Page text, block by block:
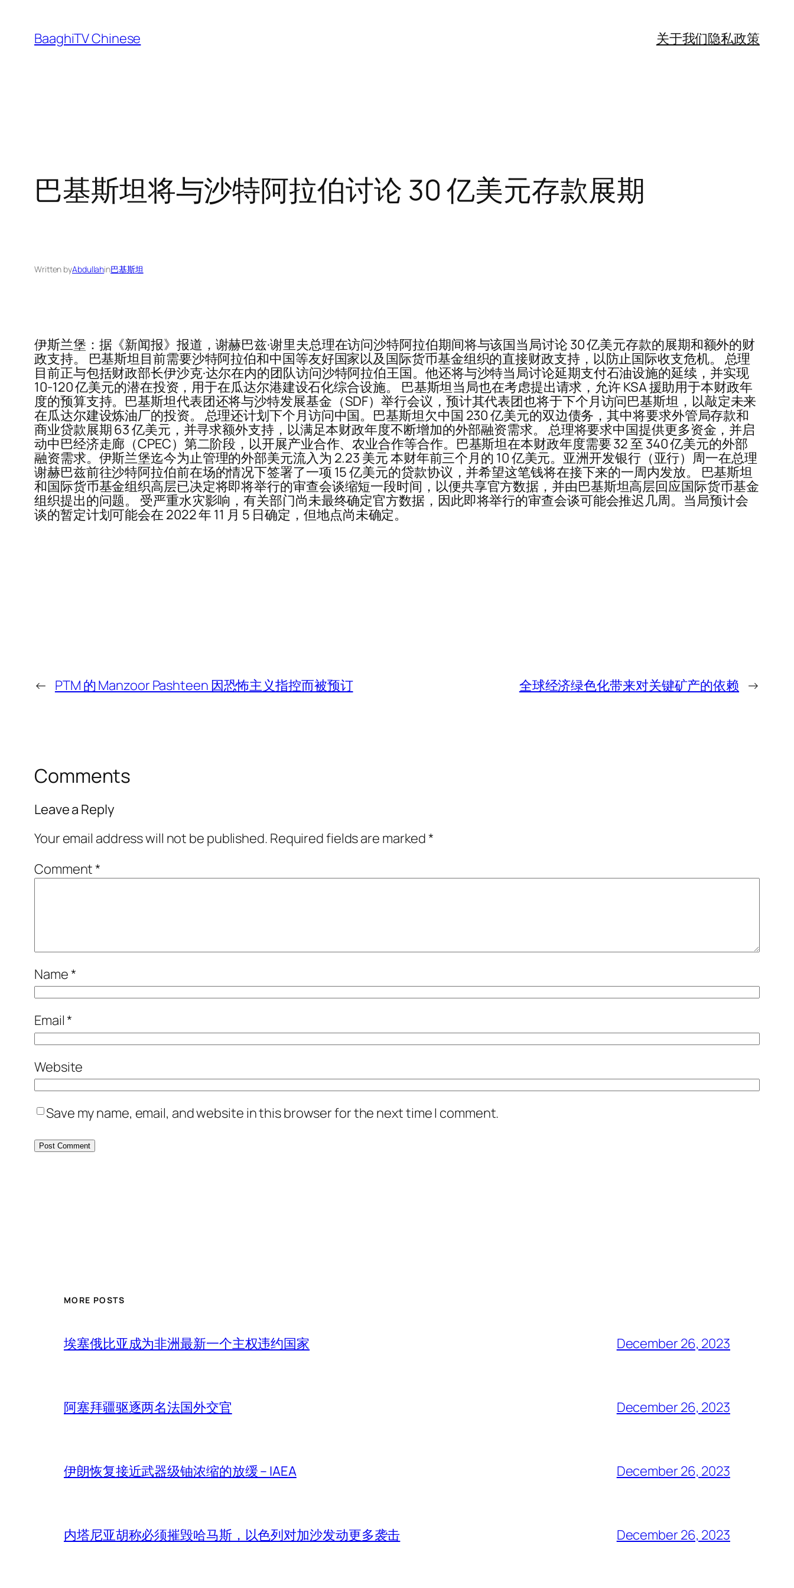
content
BaaghiTV Chinese 关于我们隐私政策
巴基斯坦将与沙特阿拉伯讨论 30 亿美元存款展期
Written byAbdullahin巴基斯坦
伊斯兰堡：据《新闻报》报道，谢赫巴兹·谢里夫总理在访问沙特阿拉伯期间将与该国当局讨论 30 亿美元存款的展期和额外的财
政支持。 巴基斯坦目前需要沙特阿拉伯和中国等友好国家以及国际货币基金组织的直接财政支持，以防止国际收支危机。 总理
目前正与包括财政部长伊沙克·达尔在内的团队访问沙特阿拉伯王国。他还将与沙特当局讨论延期支付石油设施的延续，并实现
10-120 亿美元的潜在投资，用于在瓜达尔港建设石化综合设施。 巴基斯坦当局也在考虑提出请求，允许 KSA 援助用于本财政年
度的预算支持。巴基斯坦代表团还将与沙特发展基金（SDF）举行会议，预计其代表团也将于下个月访问巴基斯坦，以敲定未来
在瓜达尔建设炼油厂的投资。 总理还计划下个月访问中国。巴基斯坦欠中国 230 亿美元的双边债务，其中将要求外管局存款和
商业贷款展期 63 亿美元，并寻求额外支持，以满足本财政年度不断增加的外部融资需求。 总理将要求中国提供更多资金，并启
动中巴经济走廊（CPEC）第二阶段，以开展产业合作、农业合作等合作。巴基斯坦在本财政年度需要 32 至 340 亿美元的外部
融资需求。伊斯兰堡迄今为止管理的外部美元流入为 2.23 美元 本财年前三个月的 10 亿美元。亚洲开发银行（亚行）周一在总理
谢赫巴兹前往沙特阿拉伯前在场的情况下签署了一项 15 亿美元的贷款协议，并希望这笔钱将在接下来的一周内发放。 巴基斯坦
和国际货币基金组织高层已决定将即将举行的审查会谈缩短一段时间，以便共享官方数据，并由巴基斯坦高层回应国际货币基金
组织提出的问题。 受严重水灾影响，有关部门尚未最终确定官方数据，因此即将举行的审查会谈可能会推迟几周。当局预计会
谈的暂定计划可能会在 2022 年 11 月 5 日确定，但地点尚未确定。
← PTM 的 Manzoor Pashteen 因恐怖主义指控而被预订 全球经济绿色化带来对关键矿产的依赖 →
Comments
Leave a Reply
Your email address will not be published. Required fields are marked*
Comment*
Name*
Email*
Website
Save my name, email, and website in this browser for the next time I comment.
MORE POSTS
埃塞俄比亚成为非洲最新一个主权违约国家 December 26, 2023
阿塞拜疆驱逐两名法国外交官 December 26, 2023
伊朗恢复接近武器级铀浓缩的放缓 – IAEA December 26, 2023
内塔尼亚胡称必须摧毁哈马斯，以色列对加沙发动更多袭击 December 26, 2023